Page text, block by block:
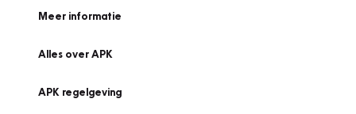
Meer informatie
Alles over APK
APK regelgeving